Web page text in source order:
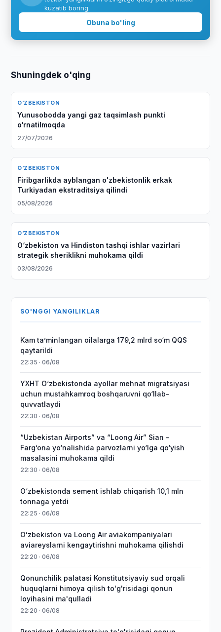
kuzatib boring.
Obuna bo'ling
Shuningdek o'qing
O‘ZBEKISTON
Yunusobodda yangi gaz taqsimlash punkti
o‘rnatilmoqda
27/07/2026
O‘ZBEKISTON
Firibgarlikda ayblangan o'zbekistonlik erkak
Turkiyadan ekstraditsiya qilindi
05/08/2026
O‘ZBEKISTON
O‘zbekiston va Hindiston tashqi ishlar vazirlari
strategik sheriklikni muhokama qildi
03/08/2026
SO'NGGI YANGILIKLAR
Kam taʼminlangan oilalarga 179,2 mlrd so‘m QQS
qaytarildi
22:35 · 06/08
YXHT O‘zbekistonda ayollar mehnat migratsiyasi
uchun mustahkamroq boshqaruvni qo‘llab-
quvvatlaydi
22:30 · 06/08
“Uzbekistan Airports” va “Loong Air” Sian –
Farg‘ona yo‘nalishida parvozlarni yo‘lga qo‘yish
masalasini muhokama qildi
22:30 · 06/08
O‘zbekistonda sement ishlab chiqarish 10,1 mln
tonnaga yetdi
22:25 · 06/08
Oʻzbekiston va Loong Air aviakompaniyalari
aviareyslarni kengaytirishni muhokama qilishdi
22:20 · 06/08
Qonunchilik palatasi Konstitutsiyaviy sud orqali
huquqlarni himoya qilish to'g'risidagi qonun
loyihasini ma'qulladi
22:20 · 06/08